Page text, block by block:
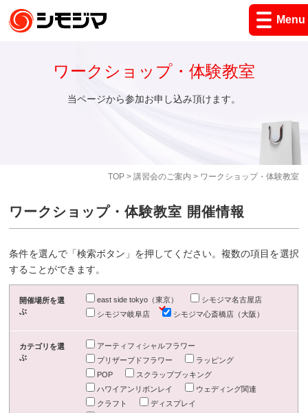
Menu
TOP> 講習会のご案内 > ワークショップ・体験教室
ワークショップ・体験教室
当ページから参加お申し込み頂けます。
ワークショップ・体験教室 開催情報
条件を選んで「検索ボタン」を押してください。複数の項目を選択
することができます。
開催場所を選
ぶ
east side tokyo（東京）
シモジマ名古屋店
シモジマ岐阜店
シモジマ心斎橋店（大阪）
カテゴリを選
ぶ
アーティフィシャルフラワー
プリザーブドフラワー
ラッピング
POP
スクラップブッキング
ハワイアンリボンレイ
ウェディング関連
クラフト
ディスプレイ